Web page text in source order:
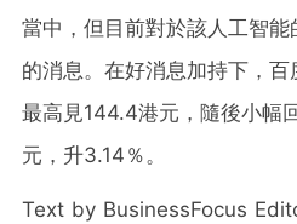
當中，但目前對於該人工智
的消息。在好消息加持下，
最高見144.4港元，隨後小幅
元，升3.14％。
Text by BusinessFocus